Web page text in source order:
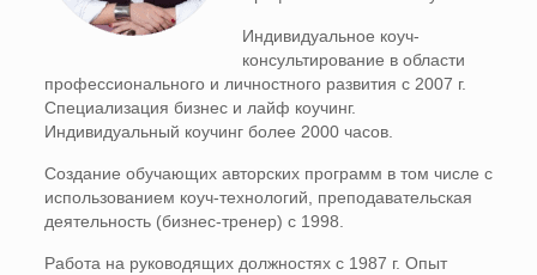
Индивидуальное коуч-
консультирование в области
профессионального и личностного развития с 2007 г.
Специализация бизнес и лайф коучинг.
Индивидуальный коучинг более 2000 часов.
Создание обучающих авторских программ в том числе с
использованием коуч-технологий, преподавательская
деятельность (бизнес-тренер) с 1998.
Работа на руководящих должностях с 1987 г. Опыт